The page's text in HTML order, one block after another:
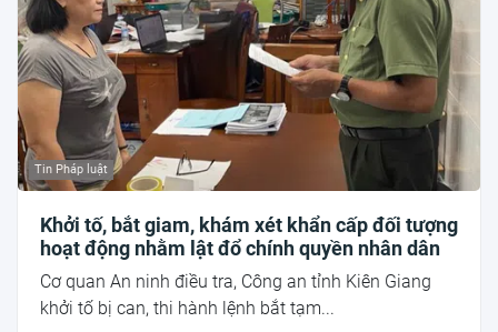
Tin Pháp luật
Khởi tố, bắt giam, khám xét khẩn cấp đối tượng
hoạt động nhằm lật đổ chính quyền nhân dân
Cơ quan An ninh điều tra, Công an tỉnh Kiên Giang
khởi tố bị can, thi hành lệnh bắt tạm...